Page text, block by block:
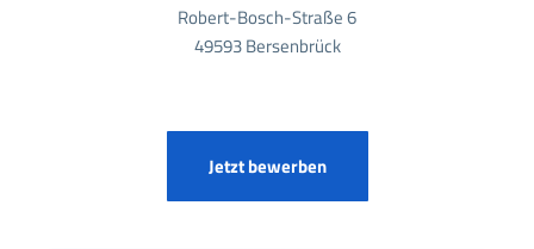
Robert-Bosch-Straße 6
49593 Bersenbrück
Jetzt bewerben